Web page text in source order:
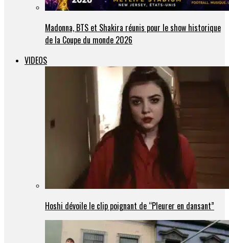
Madonna, BTS et Shakira réunis pour le show historique
de la Coupe du monde 2026
VIDEOS
Hoshi dévoile le clip poignant de “Pleurer en dansant”